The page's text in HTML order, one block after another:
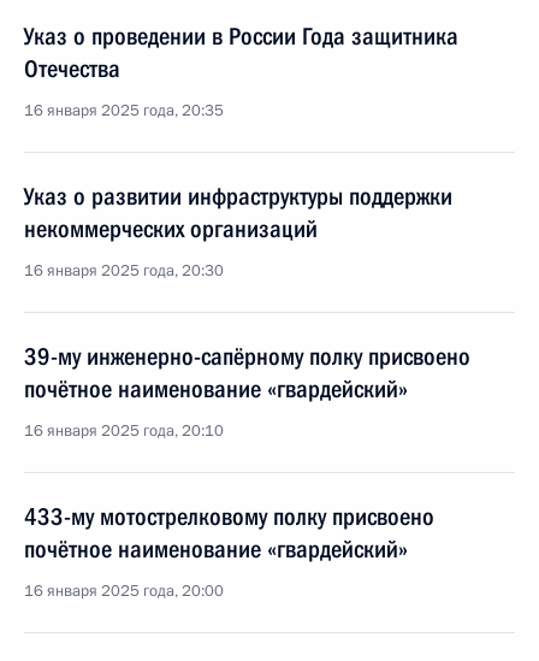
Указ о проведении в России Года защитника
Отечества
16 января 2025 года, 20:35
Указ о развитии инфраструктуры поддержки
некоммерческих организаций
16 января 2025 года, 20:30
39-му инженерно-сапёрному полку присвоено
почётное наименование «гвардейский»
16 января 2025 года, 20:10
433-му мотострелковому полку присвоено
почётное наименование «гвардейский»
16 января 2025 года, 20:00